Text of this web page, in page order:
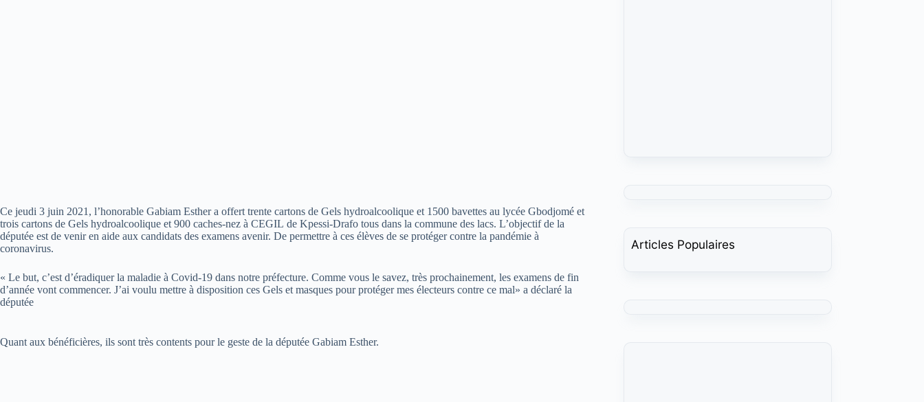
Ce jeudi 3 juin 2021, l’honorable Gabiam Esther a offert trente cartons de Gels hydroalcoolique et 1500 bavettes au lycée Gbodjomé et
trois cartons de Gels hydroalcoolique et 900 caches-nez à CEGIL de Kpessi-Drafo tous dans la commune des lacs. L’objectif de la
députée est de venir en aide aux candidats des examens avenir. De permettre à ces élèves de se protéger contre la pandémie à
coronavirus.
« Le but, c’est d’éradiquer la maladie à Covid-19 dans notre préfecture. Comme vous le savez, très prochainement, les examens de fin
d’année vont commencer. J’ai voulu mettre à disposition ces Gels et masques pour protéger mes électeurs contre ce mal» a déclaré la
députée
Quant aux bénéficières, ils sont très contents pour le geste de la députée Gabiam Esther.
Articles Populaires